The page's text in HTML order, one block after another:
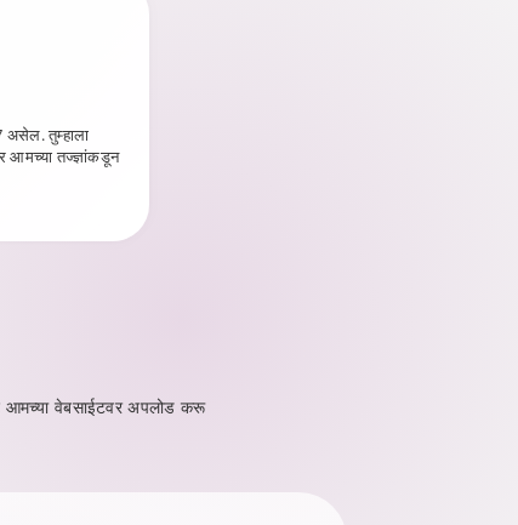
असेल. तुम्हाला
आमच्या तज्ज्ञांकडून
आमच्या वेबसाईटवर अपलोड करू